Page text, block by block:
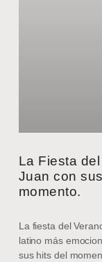
La Fiesta
Juan con
momento.
La fiesta del
latino más
sus hits del